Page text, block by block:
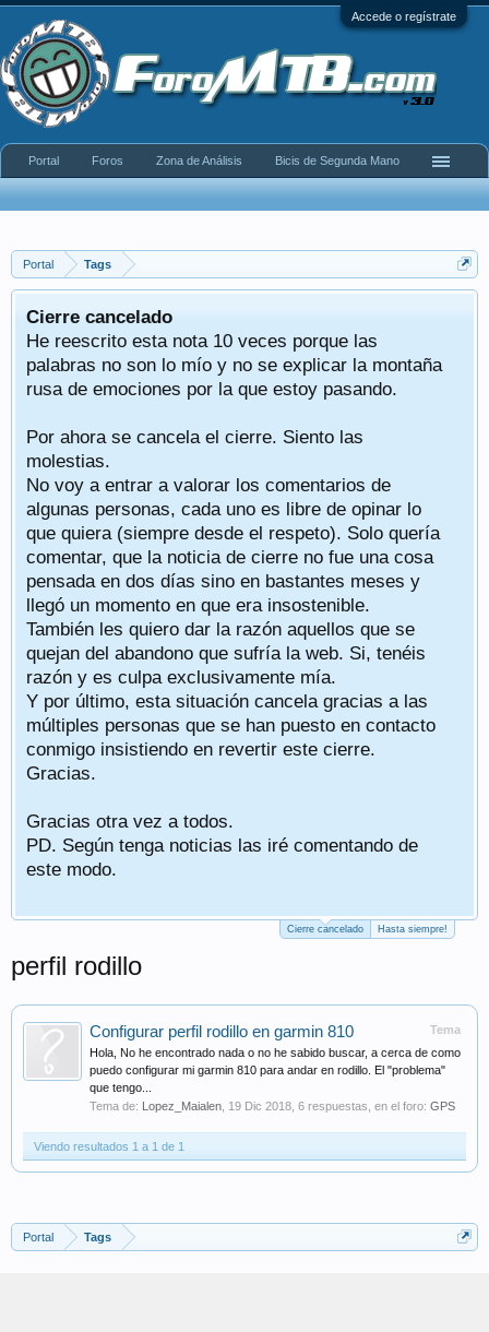
Accede o regístrate
Portal Tags
Cierre cancelado
He reescrito esta nota 10 veces porque las
palabras no son lo mío y no se explicar la montaña
rusa de emociones por la que estoy pasando.
Por ahora se cancela el cierre. Siento las
molestias.
No voy a entrar a valorar los comentarios de
algunas personas, cada uno es libre de opinar lo
que quiera (siempre desde el respeto). Solo quería
comentar, que la noticia de cierre no fue una cosa
pensada en dos días sino en bastantes meses y
llegó un momento en que era insostenible.
También les quiero dar la razón aquellos que se
quejan del abandono que sufría la web. Si, tenéis
razón y es culpa exclusivamente mía.
Y por último, esta situación cancela gracias a las
múltiples personas que se han puesto en contacto
conmigo insistiendo en revertir este cierre.
Gracias.
Gracias otra vez a todos.
PD. Según tenga noticias las iré comentando de
este modo.
Cierre cancelado Hasta siempre!
perfil rodillo
Tema
Configurar perfil rodillo en garmin 810
Hola, No he encontrado nada o no he sabido buscar, a cerca de como
puedo configurar mi garmin 810 para andar en rodillo. El "problema"
que tengo...
Tema de: Lopez_Maialen 19 Dic 2018 , 6 respuestas, en el foro: GPS
Viendo resultados 1 a 1 de 1
Portal Tags
Portal Foros Zona de Análisis Bicis de Segunda Mano